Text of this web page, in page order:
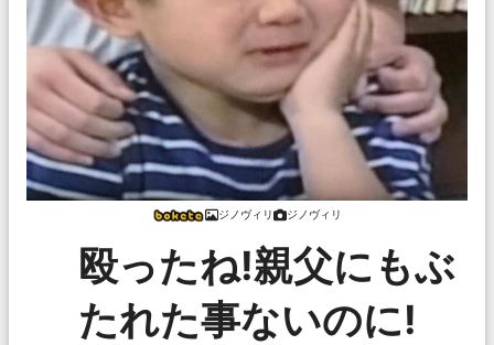
ジノヴィリ ジノヴィリ
殴ったね!親父にもぶ
たれた事ないのに!